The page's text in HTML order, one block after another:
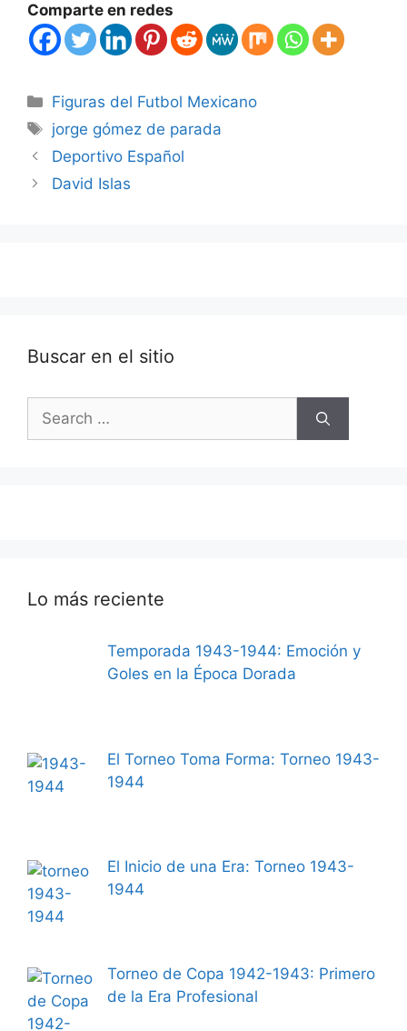
Comparte en redes
Categories
Figuras del Futbol Mexicano
Tags
jorge gómez de parada
Deportivo Español
David Islas
Buscar en el sitio
Search
for:
Lo más reciente
Temporada 1943-1944: Emoción y
Goles en la Época Dorada
El Torneo Toma Forma: Torneo 1943-
1944
El Inicio de una Era: Torneo 1943-
1944
Torneo de Copa 1942-1943: Primero
de la Era Profesional